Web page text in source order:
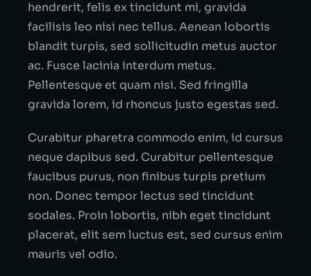
hendrerit, felis ex tincidunt mi, gravida
facilisis leo nisi nec tellus. Aenean lobortis
blandit turpis, sed sollicitudin metus auctor
ac. Fusce lacinia interdum metus.
Pellentesque et quam nisi. Sed fringilla
gravida lorem, id rhoncus justo egestas sed.
Curabitur pharetra commodo enim, id cursus
neque dapibus sed. Curabitur pellentesque
faucibus purus, non finibus turpis pretium
non. Donec tempor lectus sed tincidunt
sodales. Proin lobortis, nibh eget tincidunt
placerat, elit sem luctus est, sed cursus enim
mauris vel odio.